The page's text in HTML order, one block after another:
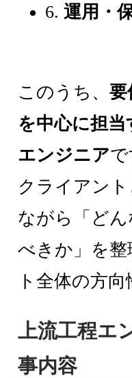
6.運用・
このうち、要
を中心に担
エンジニアで
クライアン
ながら「ど
べきか」を
ト全体の方向
上流工程エ
事内容